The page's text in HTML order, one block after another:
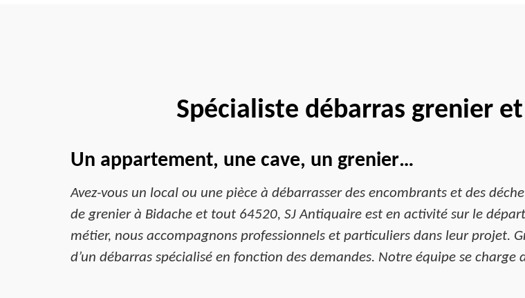
Spécialiste débarras grenier
Un appartement, une cave, un grenier…
Avez-vous un local ou une pièce à débarrasser des encombrants et des
de grenier à Bidache et tout 64520, SJ Antiquaire est en activité sur le
métier, nous accompagnons professionnels et particuliers dans leur projet.
d’un débarras spécialisé en fonction des demandes. Notre équipe se